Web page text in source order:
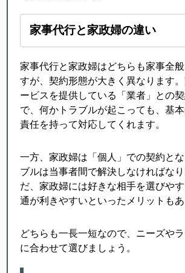
家事代行と家政婦の違い
家事代行と家政婦はどちらも家事全
すが、契約形態が大きく異なります
ービスを提供している「業者」との
で、何かトラブルが起こっても、基
責任を持って対応してくれます。
一方、家政婦は「個人」での契約と
ブルは当事者間で解決しなければな
だ、家政婦には好きな相手を選びや
通が利きやすいといったメリットもあ
どちらも一長一短なので、ニーズや
に合わせて選びましょう。